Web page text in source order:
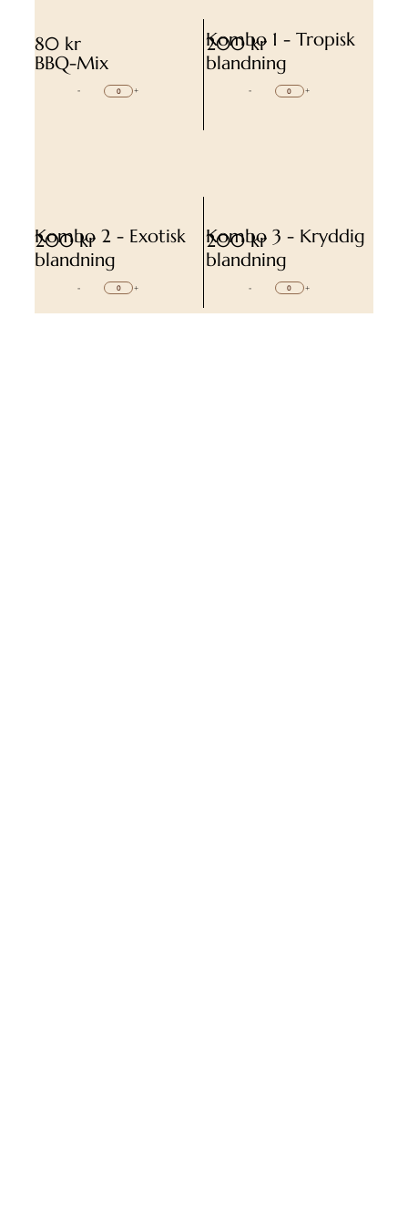
80 kr
BBQ-Mix
- +
200 kr
Kombo 1 - Tropisk
blandning
- +
200 kr
Kombo 2 - Exotisk
blandning
- +
200 kr
Kombo 3 - Kryddig
blandning
- +